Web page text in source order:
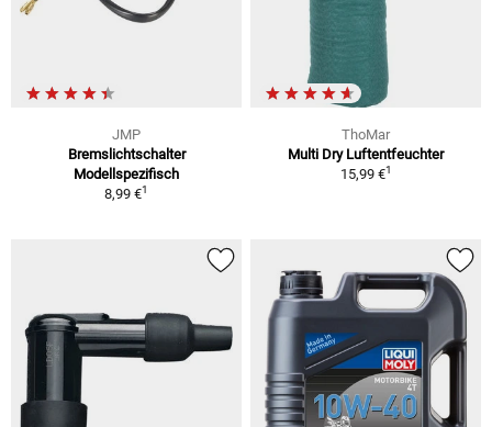
JMP
Bremslichtschalter
Modellspezifisch
8,99 €1
ThoMar
Multi Dry Luftentfeuchter
15,99 €1